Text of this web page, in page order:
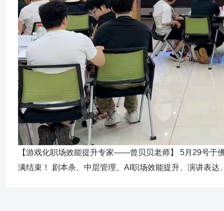
【游戏化职场效能提升专家——曾贝贝老师】 5月29号于
满结束！ 剧本杀、中层管理、AI职场效能提升、演讲表